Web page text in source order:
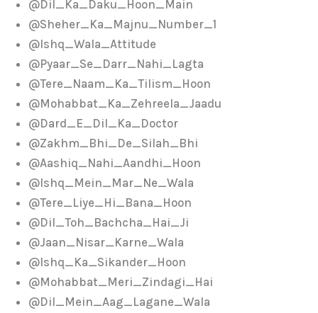
@Dil_Ka_Daku_Hoon_Main
@Sheher_Ka_Majnu_Number_1
@Ishq_Wala_Attitude
@Pyaar_Se_Darr_Nahi_Lagta
@Tere_Naam_Ka_Tilism_Hoon
@Mohabbat_Ka_Zehreela_Jaadu
@Dard_E_Dil_Ka_Doctor
@Zakhm_Bhi_De_Silah_Bhi
@Aashiq_Nahi_Aandhi_Hoon
@Ishq_Mein_Mar_Ne_Wala
@Tere_Liye_Hi_Bana_Hoon
@Dil_Toh_Bachcha_Hai_Ji
@Jaan_Nisar_Karne_Wala
@Ishq_Ka_Sikander_Hoon
@Mohabbat_Meri_Zindagi_Hai
@Dil_Mein_Aag_Lagane_Wala